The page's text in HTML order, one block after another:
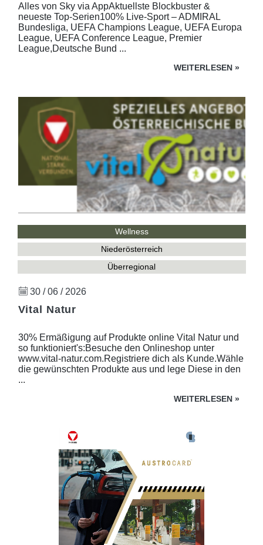
Alles von Sky via AppAktuellste Blockbuster &
neueste Top-Serien100% Live-Sport – ADMIRAL
Bundesliga, UEFA Champions League, UEFA Europa
League, UEFA Conference League, Premier
League,Deutsche Bund ...
WEITERLESEN »
Wellness
Niederösterreich
Überregional
30 / 06 / 2026
Vital Natur
30% Ermäßigung auf Produkte online Vital Natur und
so funktioniert's:Besuche den Onlineshop unter
www.vital-natur.com.Registriere dich als Kunde.Wähle
die gewünschten Produkte aus und lege Diese in den
...
WEITERLESEN »